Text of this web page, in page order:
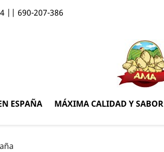
|| 690-207-386
ESPAÑA MÁXIMA CALIDAD Y SABOR